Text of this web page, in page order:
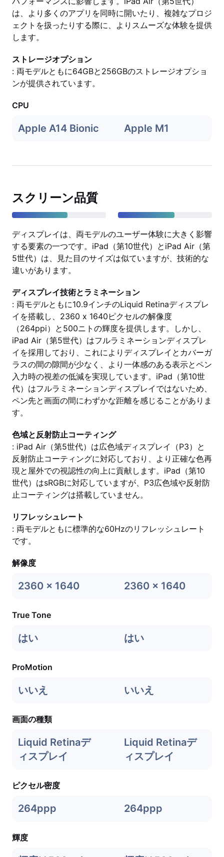
は、より多くのアプリを同時に開いたり、複雑なプロジ
ェクトを扱ったりする際に、よりスムーズな体験を提供
します。
ストレージオプション
: 両モデルともに64GBと256GBのストレージオプショ
ンが提供されています。
CPU
Apple A14 Bionic Apple M1
スクリーン品質
ディスプレイは、両モデルのユーザー体験に大きく影響
する要素の一つです。iPad（第10世代）とiPad Air（第
5世代）は、見た目のサイズは似ていますが、技術的な
違いがあります。
ディスプレイ技術とラミネーション
: 両モデルともに10.9インチのLiquid Retinaディスプレ
イを搭載し、2360 x 1640ピクセルの解像度
（264ppi）と500ニトの輝度を提供します。しかし、
iPad Air（第5世代）はフルラミネーションディスプレ
イを採用しており、これによりディスプレイとカバーガ
ラスの間の隙間が少なく、より一体感のある表示とペン
入力時の視差の低減を実現しています。iPad（第10世
代）はフルラミネーションディスプレイではないため、
ペン先と画面の間にわずかな距離を感じることがありま
す。
色域と反射防止コーティング
: iPad Air（第5世代）は広色域ディスプレイ（P3）と
反射防止コーティングに対応しており、より正確な色再
現と屋外での視認性の向上に貢献します。iPad（第10
世代）はsRGBに対応していますが、P3広色域や反射防
止コーティングは搭載していません。
リフレッシュレート
: 両モデルともに標準的な60Hzのリフレッシュレート
です。
解像度
2360 x 1640 2360 x 1640
True Tone
はい はい
ProMotion
いいえ いいえ
画面の種類
Liquid Retinaデ
ィスプレイ
Liquid Retinaデ
ィスプレイ
ピクセル密度
264ppp 264ppp
輝度